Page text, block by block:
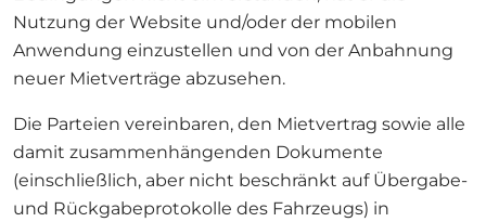
Nutzung der Website und/oder der mobilen
Anwendung einzustellen und von der Anbahnung
neuer Mietverträge abzusehen.
Die Parteien vereinbaren, den Mietvertrag sowie alle
damit zusammenhängenden Dokumente
(einschließlich, aber nicht beschränkt auf Übergabe-
und Rückgabeprotokolle des Fahrzeugs) in